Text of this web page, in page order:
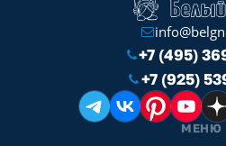
+7 (495)
+7 (925)
МЕНЮ